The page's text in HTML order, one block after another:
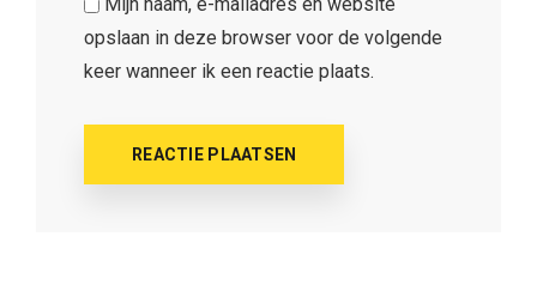
opslaan in deze browser voor de volgende
keer wanneer ik een reactie plaats.